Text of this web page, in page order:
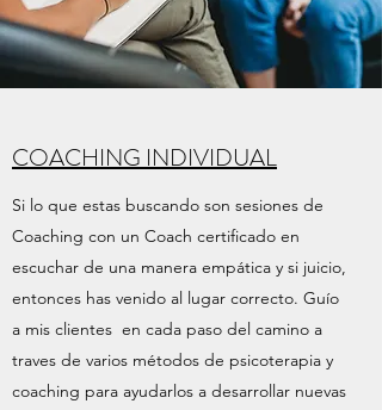
COACHING INDIVIDUAL
Si lo que estas buscando son sesiones de
Coaching con un Coach certificado en
escuchar de una manera empática y si juicio,
entonces has venido al lugar correcto. Guío
a mis clientes en cada paso del camino a
traves de varios métodos de psicoterapia y
coaching para ayudarlos a desarrollar nuevas